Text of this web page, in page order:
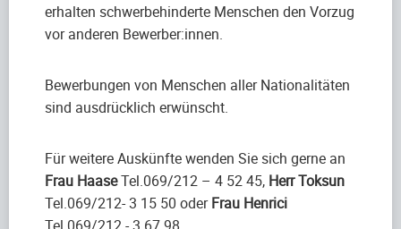
erhalten schwerbehinderte Menschen den Vorzug
vor anderen Bewerber:innen.
Bewerbungen von Menschen aller Nationalitäten
sind ausdrücklich erwünscht.
Für weitere Auskünfte wenden Sie sich gerne an
Frau HaaseTel.069/212 – 4 52 45, Herr Toksun
Tel.069/212- 3 15 50 oderFrau Henrici